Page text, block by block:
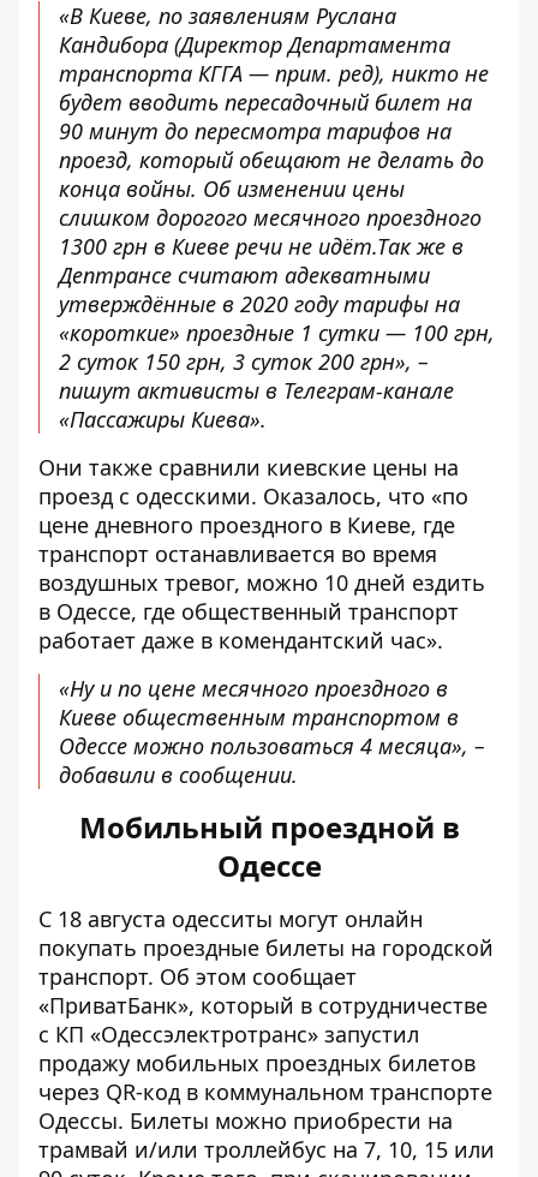
«В Киеве, по заявлениям Руслана
Кандибора (Директор Департамента
транспорта КГГА — прим. ред), никто не
будет вводить пересадочный билет на
90 минут до пересмотра тарифов на
проезд, который обещают не делать до
конца войны. Об изменении цены
слишком дорогого месячного проездного
1300 грн в Киеве речи не идёт.Так же в
Дептрансе считают адекватными
утверждённые в 2020 году тарифы на
«короткие» проездные 1 сутки — 100 грн,
2 суток 150 грн, 3 суток 200 грн», –
пишут активисты в Телеграм-канале
«Пассажиры Киева».
Они также сравнили киевские цены на
проезд с одесскими. Оказалось, что «по
цене дневного проездного в Киеве, где
транспорт останавливается во время
воздушных тревог, можно 10 дней ездить
в Одессе, где общественный транспорт
работает даже в комендантский час».
«Ну и по цене месячного проездного в
Киеве общественным транспортом в
Одессе можно пользоваться 4 месяца», –
добавили в сообщении.
Мобильный проездной в
Одессе
С 18 августа одесситы могут онлайн
покупать проездные билеты на городской
транспорт. Об этом сообщает
«ПриватБанк», который в сотрудничестве
с КП «Одессэлектротранс» запустил
продажу мобильных проездных билетов
через QR-код в коммунальном транспорте
Одессы. Билеты можно приобрести на
трамвай и/или троллейбус на 7, 10, 15 или